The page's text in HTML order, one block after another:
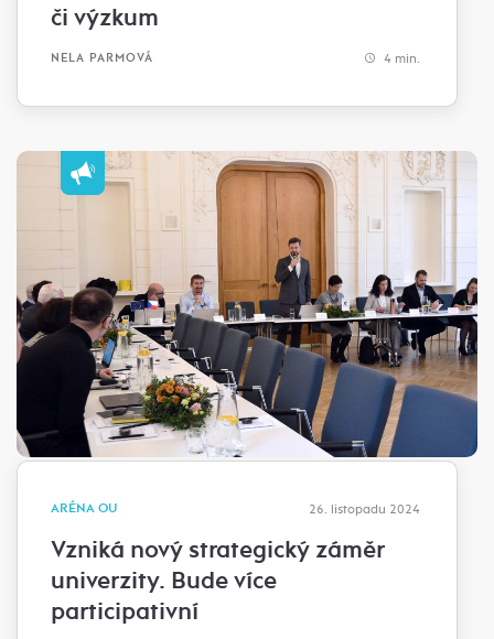
či výzkum
NELA PARMOVÁ 4 min.
ARÉNA OU 26. listopadu 2024
Vzniká nový strategický záměr
univerzity. Bude více
participativní